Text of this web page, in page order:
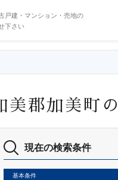
戸建・マンション・売地の
下さい
美郡加美町
現在の検索条件
基本条件